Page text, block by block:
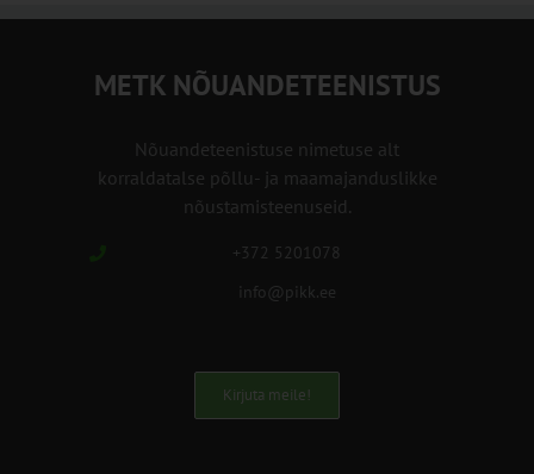
METK NÕUANDETEENISTUS
Nõuandeteenistuse nimetuse alt
korraldatalse põllu- ja maamajanduslikke
nõustamisteenuseid.
+372 5201078
info@pikk.ee
Kirjuta meile!